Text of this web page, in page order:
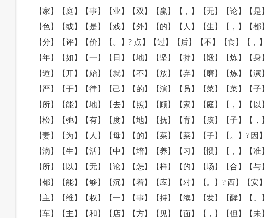
【家】【庭】【事】【业】【双】【赢】【，】【无】【论】【是
【色】【或】【是】【戏】【外】【的】【人】【生】【，】【都
【分】【评】【价】【。】? 点】【过】【后】【不】【食】【，】
【年】【如】【一】【日】【地】【坚】【持】【锻】【炼】【身
【道】【开】【始】【就】【不】【放】【弃】【磨】【炼】【演
【严】【于】【律】【己】【的】【演】【员】【菜】【菜】【子
【所】【能】【地】【去】【照】【顾】【家】【庭】【，】【以
【松】【弛】【有】【度】【地】【抚】【育】【孩】【子】【，
【妻】【为】【人】【母】【的】【菜】【菜】【子】【。】? 因】
【滴】【生】【活】【中】【培】【养】【习】【惯】【，】【准
【所】【以】【无】【论】【怎】【样】【的】【场】【合】【与
【都】【能】【够】【沉】【着】【应】【对】【。】? 西】【安】
【主】【维】【权】【一】【事】【持】【续】【发】【酵】【。
【车】【主】【和】【店】【方】【见】【面】【，】【但】【未